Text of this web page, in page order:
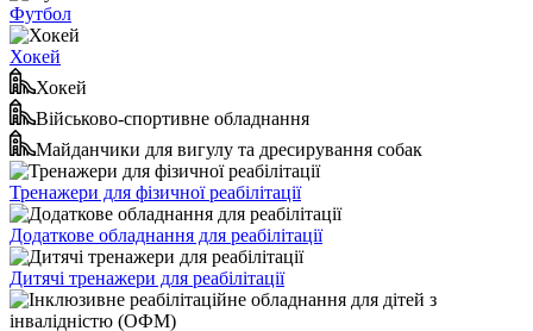
Футбол
Хокей
Хокей
Військово-спортивне обладнання
Майданчики для вигулу та дресирування собак
Тренажери для фізичної реабілітації
Додаткове обладнання для реабілітації
Дитячі тренажери для реабілітації